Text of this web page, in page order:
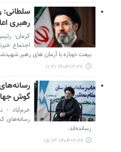
سلطانی:
رهبری
کرمان-
اجتماع
بیعت دوباره با آرمان های رهبر
۱۴۰۴-۱۲-۲۷ ۱۱:۲۱
گوش
خرم‌آباد -
رسانه‌های
رسانده‌اند.
۱۴۰۴-۱۲-۲۶ ۱۵:۱۳